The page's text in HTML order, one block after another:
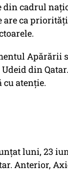
din cadrul
are ca
Apărării
din
atenție.
luni, 23
Anterior,